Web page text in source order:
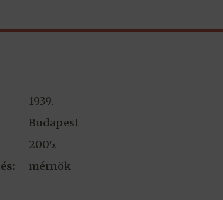
1939.
Budapest
2005.
mérnök